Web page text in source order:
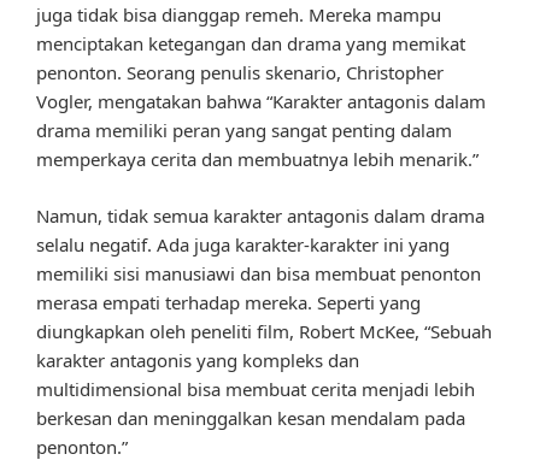
juga tidak bisa dianggap remeh. Mereka mampu
menciptakan ketegangan dan drama yang memikat
penonton. Seorang penulis skenario, Christopher
Vogler, mengatakan bahwa “Karakter antagonis dalam
drama memiliki peran yang sangat penting dalam
memperkaya cerita dan membuatnya lebih menarik.”
Namun, tidak semua karakter antagonis dalam drama
selalu negatif. Ada juga karakter-karakter ini yang
memiliki sisi manusiawi dan bisa membuat penonton
merasa empati terhadap mereka. Seperti yang
diungkapkan oleh peneliti film, Robert McKee, “Sebuah
karakter antagonis yang kompleks dan
multidimensional bisa membuat cerita menjadi lebih
berkesan dan meninggalkan kesan mendalam pada
penonton.”